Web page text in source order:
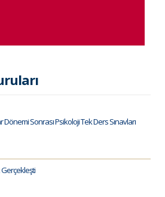
Dönemi Sonrası Psikoloji Tek Ders Sınavları
Gerçekleşti